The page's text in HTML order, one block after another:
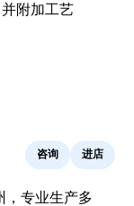
附加工艺
咨询 进店
，专业生产多